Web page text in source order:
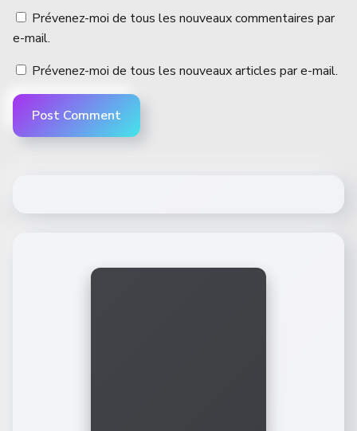
Prévenez-moi de tous les nouveaux commentaires par
e-mail.
Prévenez-moi de tous les nouveaux articles par e-mail.